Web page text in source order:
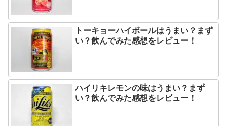
トーキョーハイボールはうまい？まず
い？飲んでみた感想をレビュー！
ハイリキレモンの味はうまい？まず
い？飲んでみた感想をレビュー！